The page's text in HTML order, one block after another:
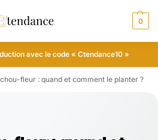
0
avec le code « Ctendance10 »
fleur : quand et comment le planter ?